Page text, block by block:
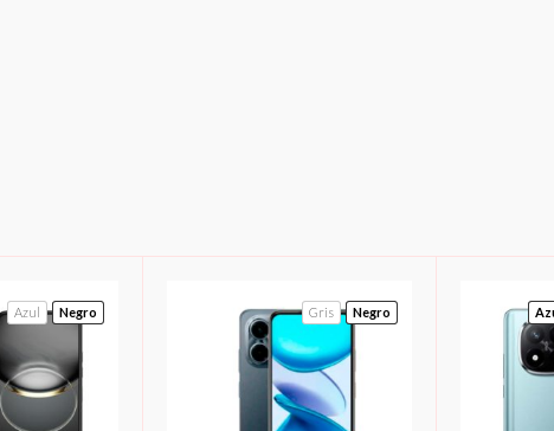
Azul Negro Gris Negro